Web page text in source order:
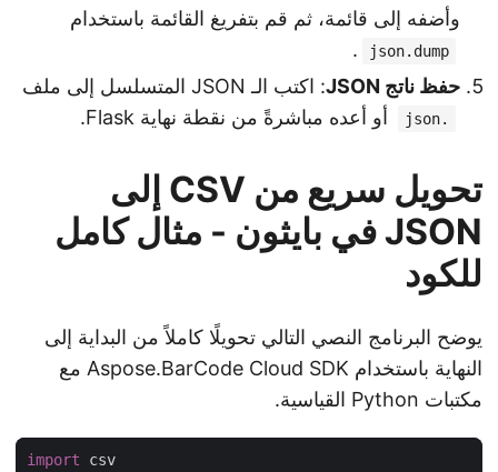
وأضفه إلى قائمة، ثم قم بتفريغ القائمة باستخدام
json.dump
حفظ ناتج JSON
: اكتب الـ JSON المتسلسل إلى ملف
أو أعده مباشرةً من نقطة نهاية Flask.
تحويل سريع من CSV إلى
JSON في بايثون - مثال كامل
للكود
يوضح البرنامج النصي التالي تحويلًا كاملاً من البداية إلى
النهاية باستخدام Aspose.BarCode Cloud SDK مع
مكتبات Python القياسية.
import